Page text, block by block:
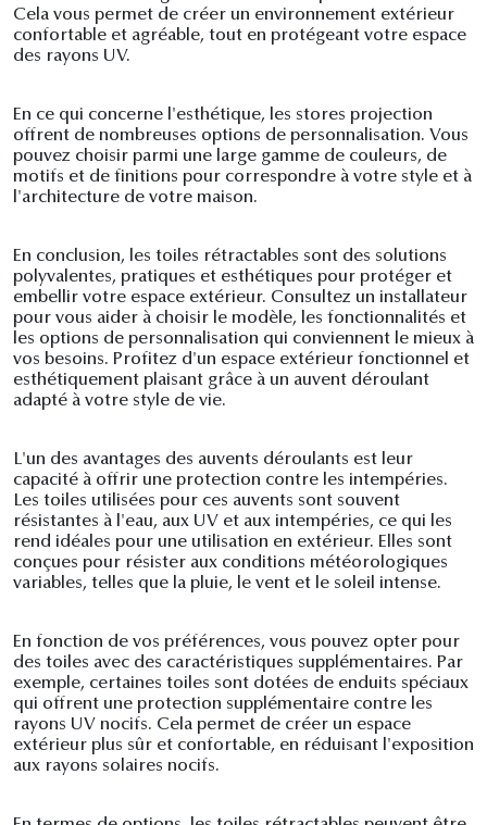
Cela vous permet de créer un environnement extérieur
confortable et agréable, tout en protégeant votre espace
des rayons UV.
En ce qui concerne l'esthétique, les stores projection
offrent de nombreuses options de personnalisation. Vous
pouvez choisir parmi une large gamme de couleurs, de
motifs et de finitions pour correspondre à votre style et à
l'architecture de votre maison.
En conclusion, les toiles rétractables sont des solutions
polyvalentes, pratiques et esthétiques pour protéger et
embellir votre espace extérieur. Consultez un installateur
pour vous aider à choisir le modèle, les fonctionnalités et
les options de personnalisation qui conviennent le mieux à
vos besoins. Profitez d'un espace extérieur fonctionnel et
esthétiquement plaisant grâce à un auvent déroulant
adapté à votre style de vie.
L'un des avantages des auvents déroulants est leur
capacité à offrir une protection contre les intempéries.
Les toiles utilisées pour ces auvents sont souvent
résistantes à l'eau, aux UV et aux intempéries, ce qui les
rend idéales pour une utilisation en extérieur. Elles sont
conçues pour résister aux conditions météorologiques
variables, telles que la pluie, le vent et le soleil intense.
En fonction de vos préférences, vous pouvez opter pour
des toiles avec des caractéristiques supplémentaires. Par
exemple, certaines toiles sont dotées de enduits spéciaux
qui offrent une protection supplémentaire contre les
rayons UV nocifs. Cela permet de créer un espace
extérieur plus sûr et confortable, en réduisant l'exposition
aux rayons solaires nocifs.